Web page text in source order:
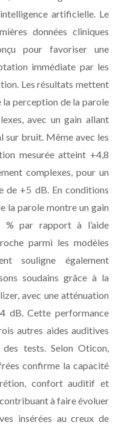
artificielle. Le
données cliniques
pour favoriser une
immédiate par les
Les résultats mettent
la perception de la parole
avec un gain allant
sur bruit. Même avec les
mesurée atteint +4,8
complexes, pour un
de +5 dB. En conditions
la parole montre un gain
par rapport à l’aide
parmi les modèles
souligne également
soudains grâce à la
avec une atténuation
dB. Cette performance
autres aides auditives
tests. Selon Oticon,
confirme la capacité
confort auditif et
à faire évoluer
insérées au creux de